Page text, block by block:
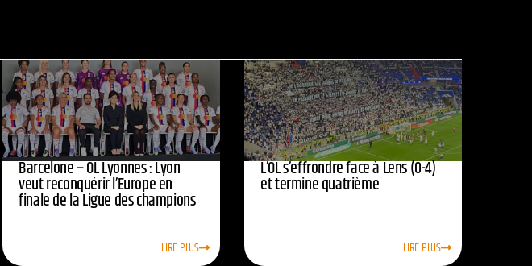
Barcelone – OL Lyonnes : Lyon
veut reconquérir l’Europe en
finale de la Ligue des champions
LIRE PLUS
L’OL s’effrondre face à Lens (0-4)
et termine quatrième
LIRE PLUS